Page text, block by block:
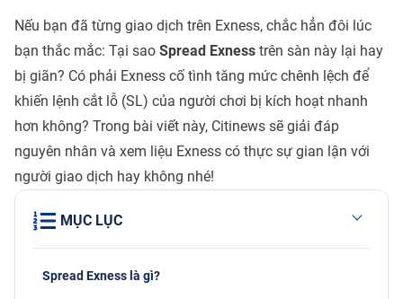
Nếu bạn đã từng giao dịch trên Exness, chắc hẳn đôi lúc
bạn thắc mắc: Tại sao Spread Exness trên sàn này lại hay
bị giãn? Có phải Exness cố tình tăng mức chênh lệch để
khiến lệnh cắt lỗ (SL) của người chơi bị kích hoạt nhanh
hơn không? Trong bài viết này, Citinews sẽ giải đáp
nguyên nhân và xem liệu Exness có thực sự gian lận với
người giao dịch hay không nhé!
MỤC LỤC
Spread Exness là gì?